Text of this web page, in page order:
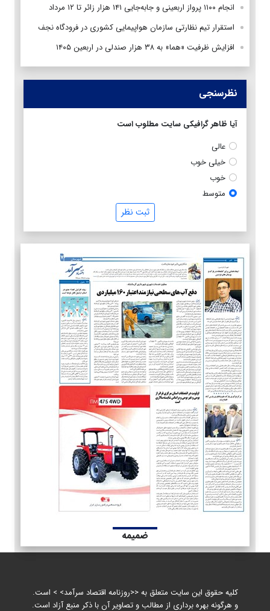
انجام ۱۱۰۰ پرواز اربعینی و جابه‌جایی ۱۴۱ هزار زائر تا ۱۲ مرداد
استقرار تیم‌ نظارتی سازمان هواپیمایی کشوری در فرودگاه نجف
افزایش ظرفیت «هما» به ۳۸ هزار صندلی در اربعین ۱۴۰۵
نظرسنجی
آیا ظاهر گرافیکی سایت مطلوب است
عالی
خیلی خوب
خوب
متوسط
ثبت نظر
ضمیمه
کلیه حقوق این سایت متعلق به <<روزنامه اقتصاد سرآمد> > است.
و هرگونه بهره برداری از مطالب و تصاویر آن با ذکر منبع آزاد است.